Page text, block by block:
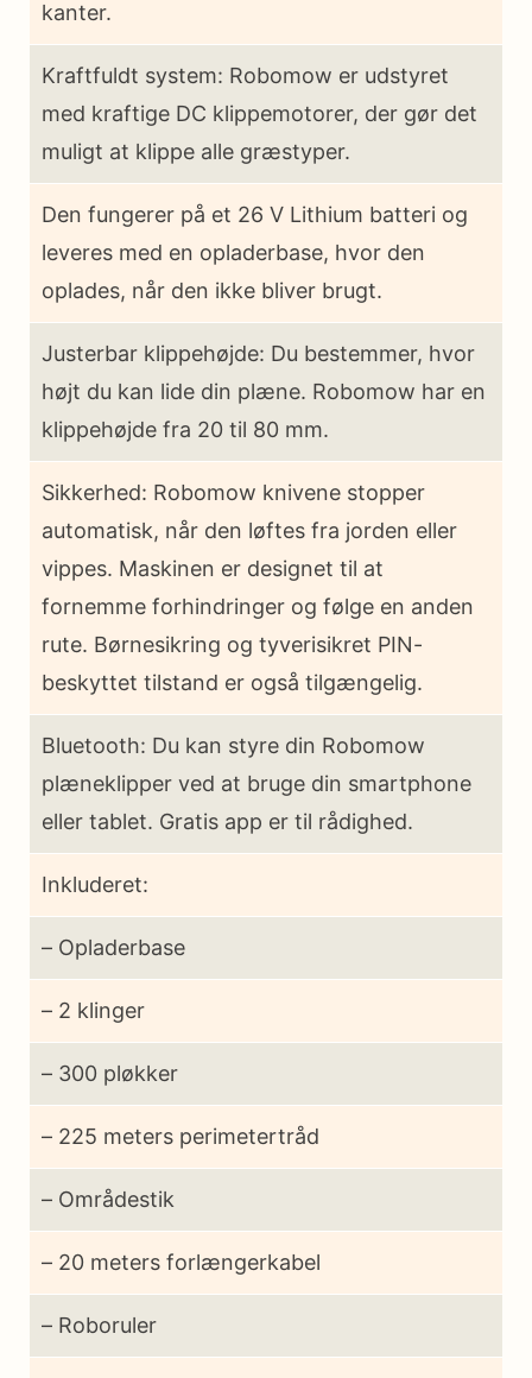
kanter.
Kraftfuldt system: Robomow er udstyret
med kraftige DC klippemotorer, der gør det
muligt at klippe alle græstyper.
Den fungerer på et 26 V Lithium batteri og
leveres med en opladerbase, hvor den
oplades, når den ikke bliver brugt.
Justerbar klippehøjde: Du bestemmer, hvor
højt du kan lide din plæne. Robomow har en
klippehøjde fra 20 til 80 mm.
Sikkerhed: Robomow knivene stopper
automatisk, når den løftes fra jorden eller
vippes. Maskinen er designet til at
fornemme forhindringer og følge en anden
rute. Børnesikring og tyverisikret PIN-
beskyttet tilstand er også tilgængelig.
Bluetooth: Du kan styre din Robomow
plæneklipper ved at bruge din smartphone
eller tablet. Gratis app er til rådighed.
Inkluderet:
– Opladerbase
– 2 klinger
– 300 pløkker
– 225 meters perimetertråd
– Områdestik
– 20 meters forlængerkabel
– Roboruler